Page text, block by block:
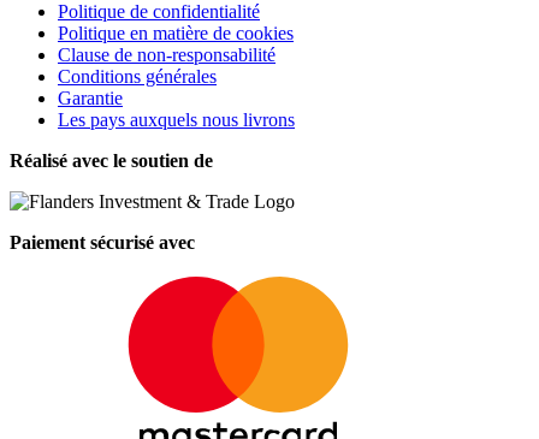
Politique de confidentialité
Politique en matière de cookies
Clause de non-responsabilité
Conditions générales
Garantie
Les pays auxquels nous livrons
Réalisé avec le soutien de
Paiement sécurisé avec